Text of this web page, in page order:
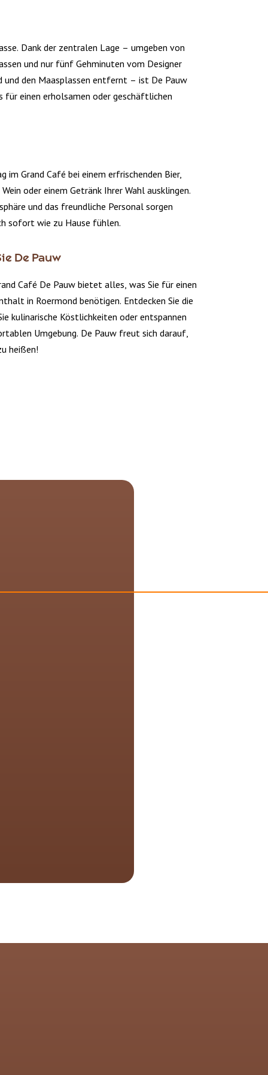
Dank der zentralen Lage – umgeben von
und nur fünf Gehminuten vom Designer
und den Maasplassen entfernt – ist De Pauw
für einen erholsamen oder geschäftlichen
im Grand Café bei einem erfrischenden Bier,
oder einem Getränk Ihrer Wahl ausklingen.
und das freundliche Personal sorgen
sofort wie zu Hause fühlen.
De Pauw
Café De Pauw bietet alles, was Sie für einen
in Roermond benötigen. Entdecken Sie die
kulinarische Köstlichkeiten oder entspannen
Umgebung. De Pauw freut sich darauf,
heißen!